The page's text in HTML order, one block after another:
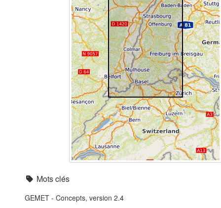
Mots clés
GEMET - Concepts, version 2.4